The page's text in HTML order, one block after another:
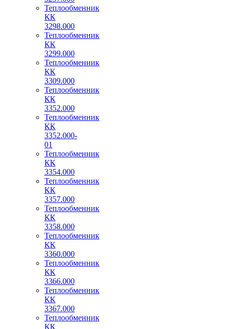
Теплообменник
КК
3298.000
Теплообменник
КК
3299.000
Теплообменник
КК
3309.000
Теплообменник
КК
3352.000
Теплообменник
КК
3352.000-
01
Теплообменник
КК
3354.000
Теплообменник
КК
3357.000
Теплообменник
КК
3358.000
Теплообменник
КК
3360.000
Теплообменник
КК
3366.000
Теплообменник
КК
3367.000
Теплообменник
КК